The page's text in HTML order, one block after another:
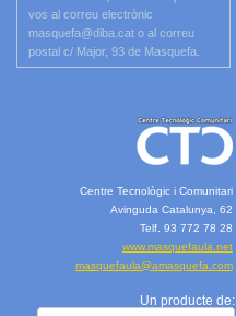
vos al correu electrònic
masquefa@diba.cat o al correu
postal c/ Major, 93 de Masquefa.
Centre Tecnològic i Comunitari
Avinguda Catalunya, 62
Telf. 93 772 78 28
www.masquefaula.net
masquefaula@amasquefa.com
Un producte de: